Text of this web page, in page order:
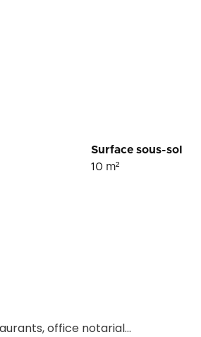
Surface sous-sol
10 m²
office notarial...